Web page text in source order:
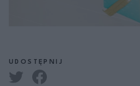
UDOSTĘPNIJ